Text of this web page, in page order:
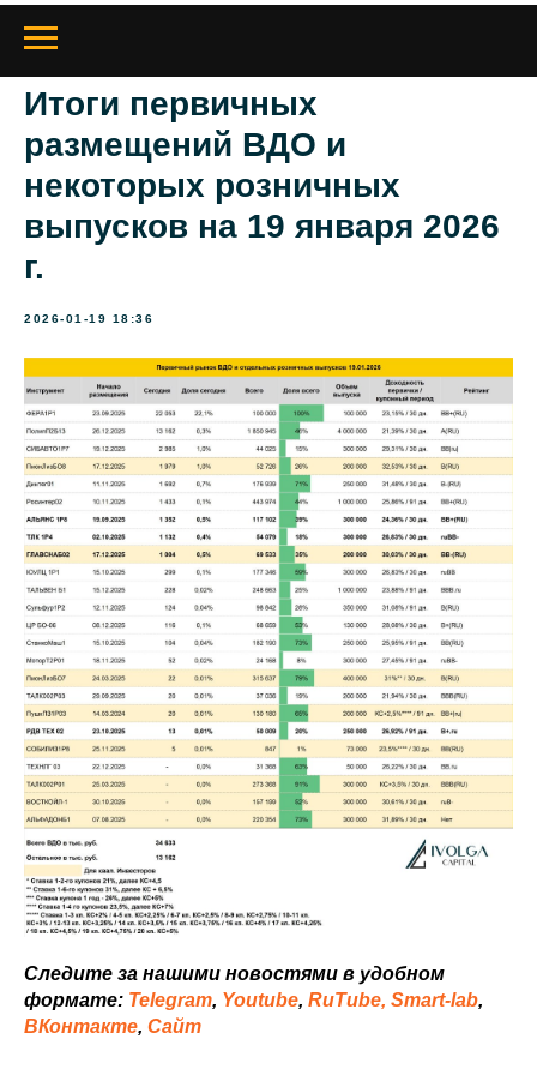
Итоги первичных
размещений ВДО и
некоторых розничных
выпусков на 19 января 2026
г.
2026-01-19 18:36
Следите за нашими новостями в удобном
формате: Telegram, Youtube, RuTube, Smart-lab,
ВКонтакте, Сайт